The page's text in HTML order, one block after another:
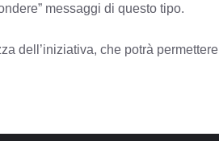
messaggi di questo tipo.
dell’iniziativa, che potrà permettere